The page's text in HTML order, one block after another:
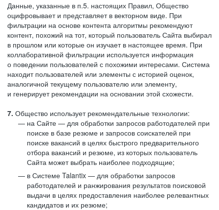
Данные, указанные в п.5. настоящих Правил, Общество
оцифровывает и представляет в векторном виде. При
фильтрации на основе контента алгоритмы рекомендуют
контент, похожий на тот, который пользователь Сайта выбирал
в прошлом или которые он изучает в настоящее время. При
коллаборативной фильтрации используется информация
о поведении пользователей с похожими интересами. Система
находит пользователей или элементы с историей оценок,
аналогичной текущему пользователю или элементу,
и генерирует рекомендации на основании этой схожести.
7. Общество использует рекомендательные технологии:
на Сайте — для обработки запросов работодателей при
поиске в базе резюме и запросов соискателей при
поиске вакансий в целях быстрого предварительного
отбора вакансий и резюме, из которых пользователь
Сайта может выбрать наиболее подходящие;
в Системе Talantix — для обработки запросов
работодателей и ранжирования результатов поисковой
выдачи в целях предоставления наиболее релевантных
кандидатов и их резюме;